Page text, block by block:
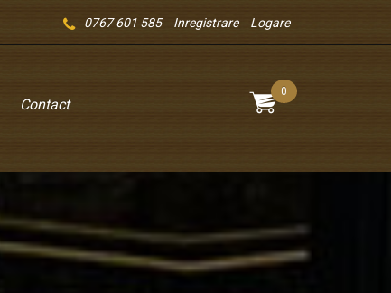
0767 601 585 Inregistrare Logare
Contact
0